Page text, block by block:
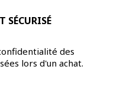
SÉCURISÉ
des
lors d'un achat.